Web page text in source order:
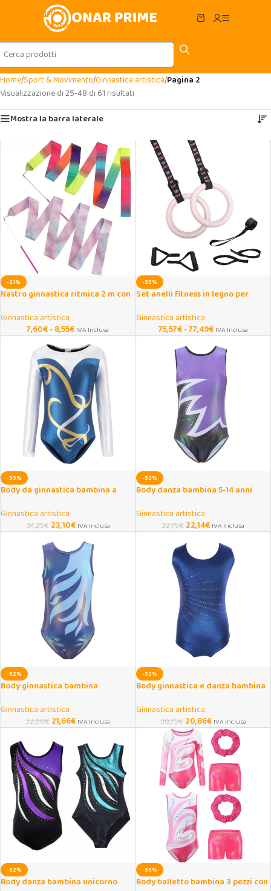
Skip to navigation
Skip to main content
Home/Sport & Movimento/Ginnastica artistica/Pagina 2
Visualizzazione di 25-48 di 61 risultati
Mostra la barra laterale
-21%
Nastro ginnastica ritmica 2 m con
Ginnastica artistica
7,60€-8,55€ IVA Inclusa
-35%
Set anelli fitness in legno per
Ginnastica artistica
75,57€-77,49€ IVA Inclusa
-33%
Body da ginnastica bambina a
Ginnastica artistica
34,25€ 23,10€ IVA Inclusa
-32%
Body danza bambina 5-14 anni
Ginnastica artistica
32,75€22,14€ IVA Inclusa
-32%
Body ginnastica bambina
Ginnastica artistica
32,00€21,66€ IVA Inclusa
-32%
Body ginnastica e danza bambina
Ginnastica artistica
30,75€ 20,86€ IVA Inclusa
-32%
Body danza bambina unicorno
-33%
Body balletto bambina 3 pezzi con